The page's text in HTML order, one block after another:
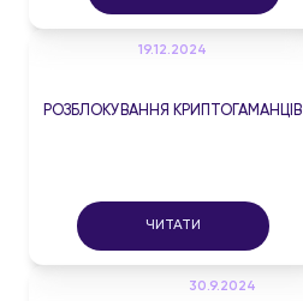
19.12.2024
РОЗБЛОКУВАННЯ КРИПТОГАМАНЦІВ
ЧИТАТИ
30.9.2024